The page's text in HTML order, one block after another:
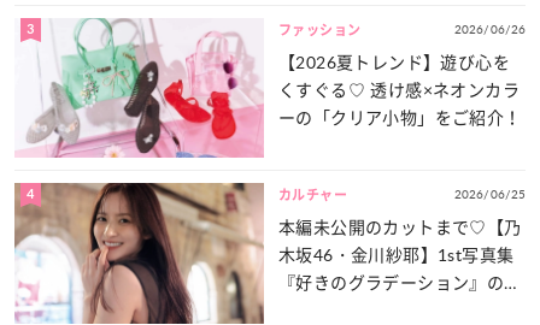
3 ファッション 2026/06/26
【2026夏トレンド】遊び心を
くすぐる♡ 透け感×ネオンカラ
ーの「クリア小物」をご紹介！
4 カルチャー 2026/06/25
本編未公開のカットまで♡【乃
木坂46・金川紗耶】1st写真集
『好きのグラデーション』の魅